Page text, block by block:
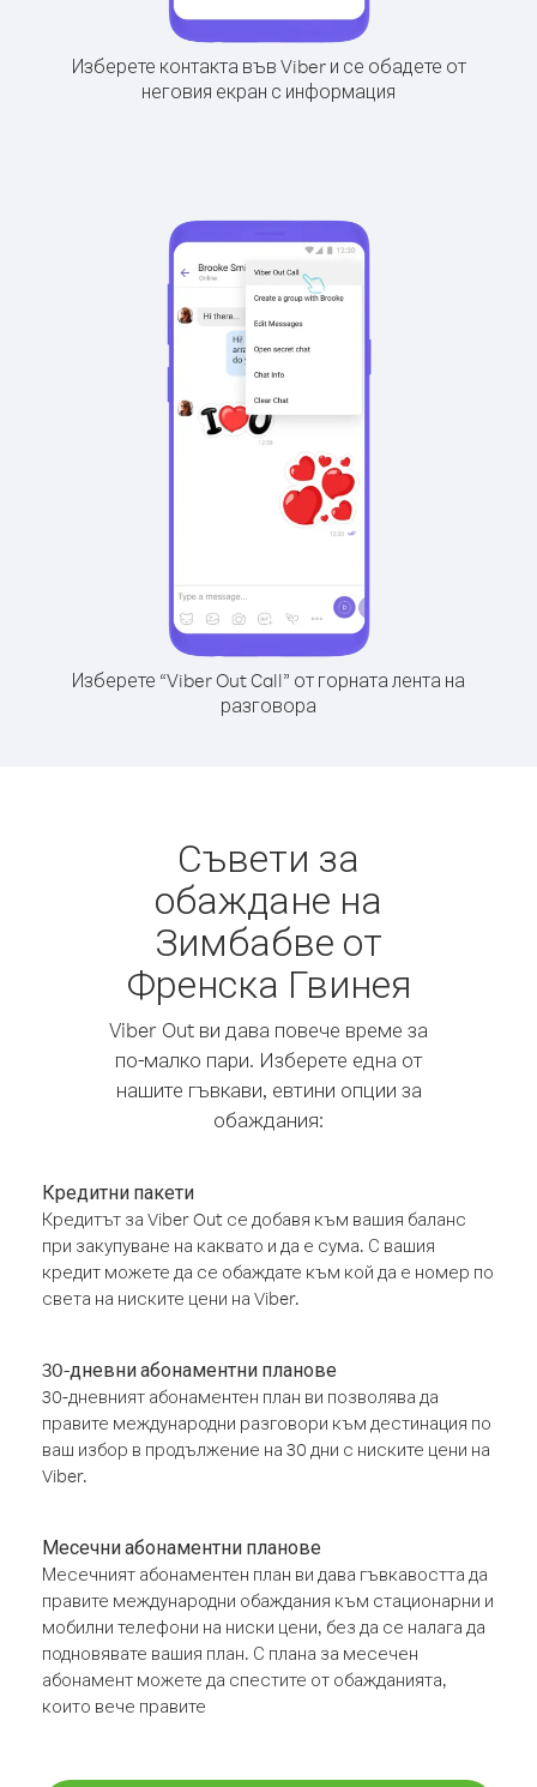
Изберете контакта във Viber и се обадете от
неговия екран с информация
Изберете “Viber Out Call” от горната лента на
разговора
Съвети за
обаждане на
Зимбабве от
Френска Гвинея
Viber Out ви дава повече време за
по-малко пари. Изберете една от
нашите гъвкави, евтини опции за
обаждания:
Кредитни пакети
Кредитът за Viber Out се добавя към вашия баланс
при закупуване на каквато и да е сума. С вашия
кредит можете да се обаждате към кой да е номер по
света на ниските цени на Viber.
30-дневни абонаментни планове
30-дневният абонаментен план ви позволява да
правите международни разговори към дестинация по
ваш избор в продължение на 30 дни с ниските цени на
Viber.
Месечни абонаментни планове
Месечният абонаментен план ви дава гъвкавостта да
правите международни обаждания към стационарни и
мобилни телефони на ниски цени, без да се налага да
подновявате вашия план. С плана за месечен
абонамент можете да спестите от обажданията,
които вече правите